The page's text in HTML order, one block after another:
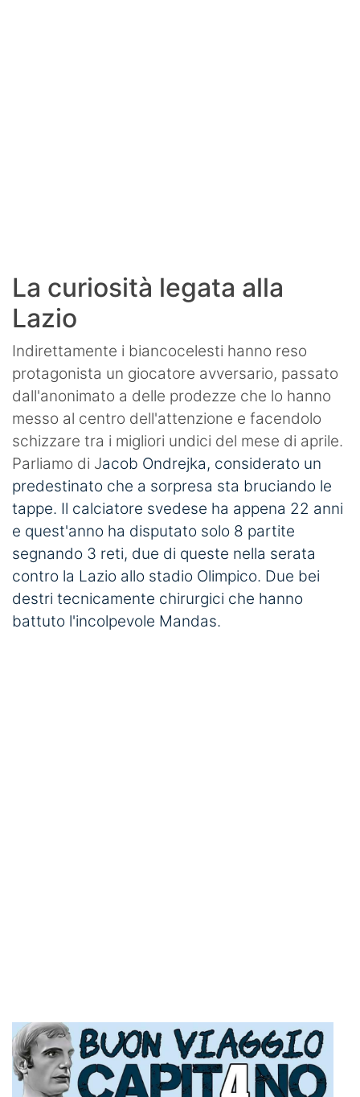
La curiosità legata alla
Lazio
Indirettamente i biancocelesti hanno reso
protagonista un giocatore avversario, passato
dall'anonimato a delle prodezze che lo hanno
messo al centro dell'attenzione e facendolo
schizzare tra i migliori undici del mese di aprile.
Parliamo di Jacob Ondrejka, considerato un
predestinato che a sorpresa sta bruciando le
tappe. Il calciatore svedese ha appena 22 anni
e quest'anno ha disputato solo 8 partite
segnando 3 reti, due di queste nella serata
contro la Lazio allo stadio Olimpico. Due bei
destri tecnicamente chirurgici che hanno
battuto l'incolpevole Mandas.